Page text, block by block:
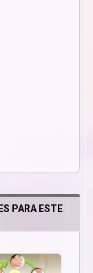
PARA ESTE